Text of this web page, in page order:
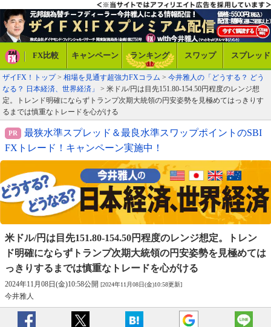
FX比較 キャンペーン ランキング スワップ スプレッド
ザイFX！トップ> 相場を見通す超強力FXコラム > 今井雅人の「どうする？ どう
なる？ 日本経済、世界経済」
> 米ドル/円は目先151.80-154.50円程度のレンジ想
定。トレンド明確にならずトランプ次期大統領の円安姿勢を見極めてはっきりす
るまでは慎重なトレードを心がける
最狭水準スプレッド＆最良水準スワップポイントのSBI
FXトレード！キャンペーン実施中！
米ドル/円は目先151.80-154.50円程度のレンジ想定。
トレン
ド明確にならずトランプ次期大統領の円安姿勢を 見極めては
っきりするまでは慎重なトレードを心がける
2024年11月08日(金)10:58公開 [2024年11月08日(金)10:58更新]
今井雅人